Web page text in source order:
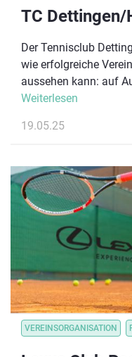
Der Tennisclub
wie erfolgreiche
aussehen kann: auf
einem klaren Blick auf
– mit einer
Biebricher
Wiesbaden.
Weiterlesen
19.05.25
VEREINSORGANISATION